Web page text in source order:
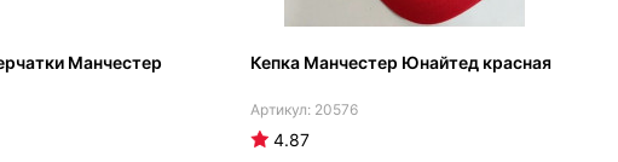
Манчестер
Кепка Манчестер Юнайтед красная
20576
4.87